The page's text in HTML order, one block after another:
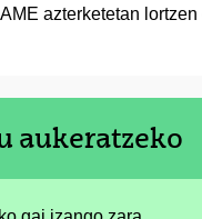
azterketetan lortzen
aukeratzeko